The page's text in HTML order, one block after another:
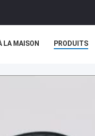
LA MAISON PRODUITS